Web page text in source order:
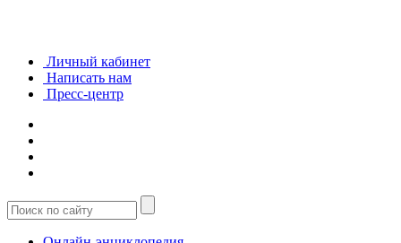
Личный кабинет
Написать нам
Пресс-центр